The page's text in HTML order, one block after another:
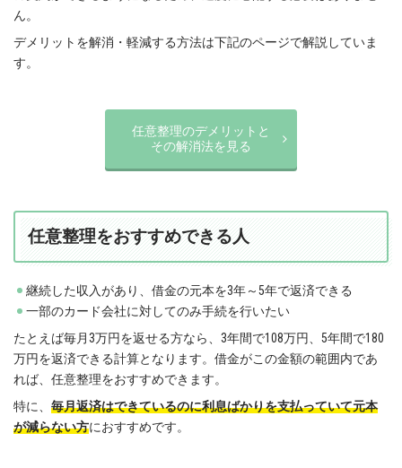
ん。
デメリットを解消・軽減する方法は下記のページで解説していま
す。
任意整理のデメリットと
その解消法を見る
任意整理をおすすめできる人
継続した収入があり、借金の元本を3年～5年で返済できる
一部のカード会社に対してのみ手続を行いたい
たとえば毎月3万円を返せる方なら、3年間で108万円、5年間で180
万円を返済できる計算となります。借金がこの金額の範囲内であ
れば、任意整理をおすすめできます。
特に、 毎月返済はできているのに利息ばかりを支払っていて元本
が減らない方におすすめです。